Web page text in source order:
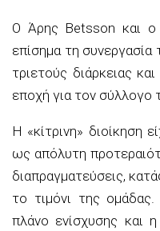
Ο Άρης Betsson και ο
επίσημα τη
τριετούς διάρκειας
εποχή για τον σύλλογο
Η «κίτρινη» διοίκηση
ως απόλυτη
διαπραγματεύσεις,
το τιμόνι της
πλάνο ενίσχυσης και